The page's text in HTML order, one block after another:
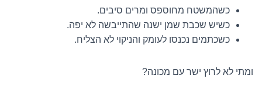
כשהמשטח מחוספס ומרים סיבים.
כשיש שכבת שמן ישנה שהתייבשה לא יפה.
כשכתמים נכנסו לעומק והניקוי לא הצליח.
ומתי לא לרוץ ישר עם מכונה?